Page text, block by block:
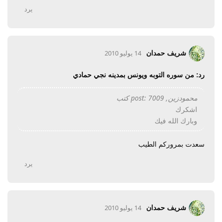
يرد
شريف حمدان 14 يوليو 2010
رد: من سوره التوبه ويونس بمدينه نجي حمادي
محمودزين, post: 7009 كتب
اشكرك
وبارك الله فيك
سعدت بمروركم الطيب
يرد
شريف حمدان 14 يوليو 2010